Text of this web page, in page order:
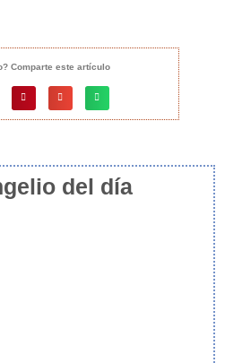
Comparte este artículo
del día